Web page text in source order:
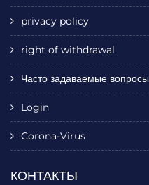
privacy policy
right of withdrawal
Часто задаваемые вопросы
Login
Corona-Virus
КОНТАКТЫ